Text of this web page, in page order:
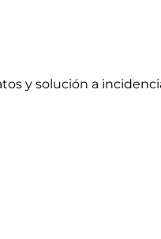
y solución a